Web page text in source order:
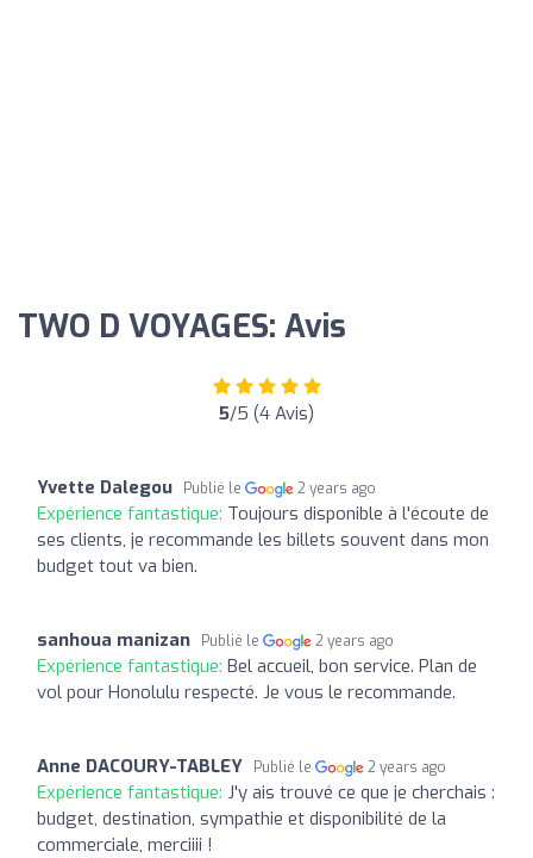
TWO D VOYAGES: Avis
5/5 (4 Avis)
Yvette Dalegou Publié le 2 years ago
Expérience fantastique: Toujours disponible à l'écoute de
ses clients, je recommande les billets souvent dans mon
budget tout va bien.
sanhoua manizan Publié le 2 years ago
Expérience fantastique: Bel accueil, bon service. Plan de
vol pour Honolulu respecté. Je vous le recommande.
Anne DACOURY-TABLEY Publié le 2 years ago
Expérience fantastique: J'y ais trouvé ce que je cherchais :
budget, destination, sympathie et disponibilité de la
commerciale, merciiii !